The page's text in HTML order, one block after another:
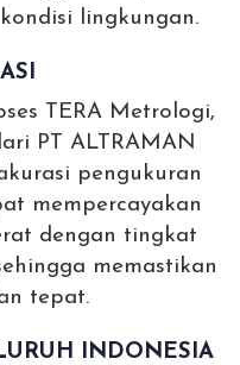
lingkungan.
TERA Metrologi,
PT ALTRAMAN
pengukuran
mempercayakan
dengan tingkat
memastikan
tepat.
INDONESIA